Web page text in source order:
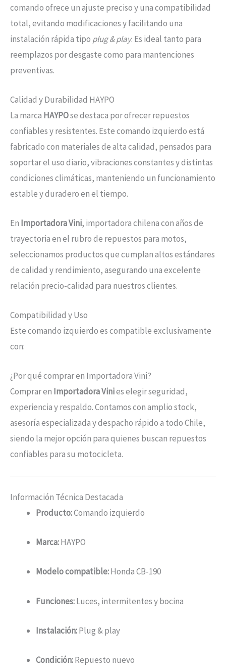
comando ofrece un ajuste preciso y una compatibilidad
total, evitando modificaciones y facilitando una
instalación rápida tipo plug & play. Es ideal tanto para
reemplazos por desgaste como para mantenciones
preventivas.
Calidad y Durabilidad HAYPO
La marca HAYPOse destaca por ofrecer repuestos
confiables y resistentes. Este comando izquierdo está
fabricado con materiales de alta calidad, pensados para
soportar el uso diario, vibraciones constantes y distintas
condiciones climáticas, manteniendo un funcionamiento
estable y duradero en el tiempo.
En Importadora Vini, importadora chilena con años de
trayectoria en el rubro de repuestos para motos,
seleccionamos productos que cumplan altos estándares
de calidad y rendimiento, asegurando una excelente
relación precio-calidad para nuestros clientes.
Compatibilidad y Uso
Este comando izquierdo es compatible exclusivamente
con:
¿Por qué comprar en Importadora Vini?
Comprar en Importadora Vinies elegir seguridad,
experiencia y respaldo. Contamos con amplio stock,
asesoría especializada y despacho rápido a todo Chile,
siendo la mejor opción para quienes buscan repuestos
confiables para su motocicleta.
Información Técnica Destacada
Producto:Comando izquierdo
Marca:HAYPO
Modelo compatible:Honda CB-190
Funciones:Luces, intermitentes y bocina
Instalación:Plug & play
Condición:Repuesto nuevo